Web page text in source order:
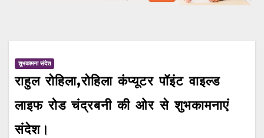
शुभकामना संदेश
राहुल रोहिला,रोहिला कंप्यूटर पॉइंट वाइल्ड
लाइफ रोड चंद्रबनी की ओर से शुभकामनाएं
संदेश।